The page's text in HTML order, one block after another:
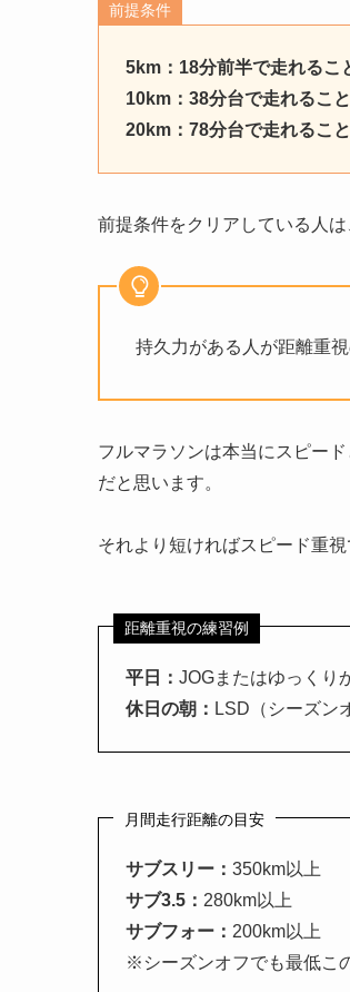
前提条件
5km：18分前半で走れるこ
10km：38分台で走れること
20km：78分台で走れること
前提条件をクリアしている人
持久力がある人が距離重
フルマラソンは本当にスピー
だと思います。
それより短ければスピード重
距離重視の練習例
平日： JOGまたはゆっくり
休日の朝： LSD（シーズン
月間走行距離の目安
サブスリー： 350km以上
サブ3.5： 280km以上
サブフォー： 200km以上
※シーズンオフでも最低こ